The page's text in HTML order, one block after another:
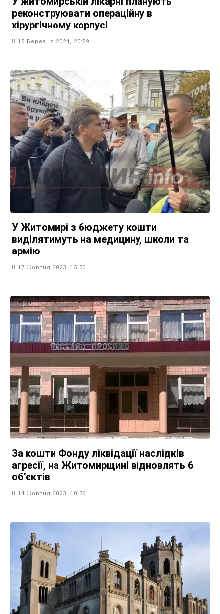
реконструювати операційну в
хірургічному корпусі
15 Березня 2024, 20:59
У Житомирі з бюджету кошти
виділятимуть на медицину, школи та
армію
17 Жовтня 2023, 15:30
За кошти Фонду ліквідації наслідків
агресії, на Житомирщині відновлять 6
обʼєктів
14 Жовтня 2023, 10:36